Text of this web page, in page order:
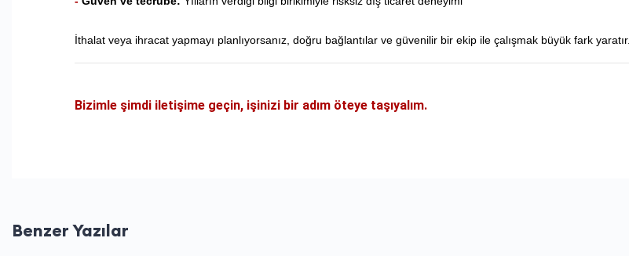
İthalat veya ihracat yapmayı planlıyorsanız, doğru bağlantılar ve güvenilir bir ekip ile çalışmak büyük fark yaratır.
Bizimle şimdi iletişime geçin, işinizi bir adım öteye taşıyalım.
Benzer Yazılar